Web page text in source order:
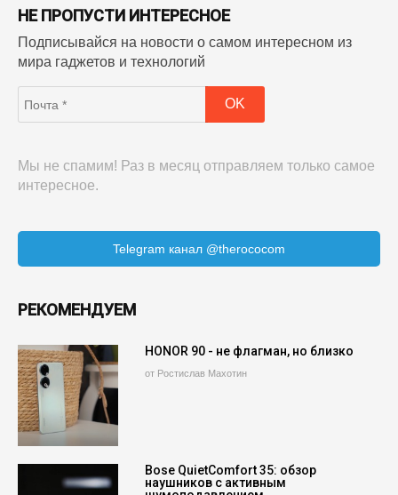
НЕ ПРОПУСТИ ИНТЕРЕСНОЕ
Подписывайся на новости о самом интересном из
мира гаджетов и технологий
Мы не спамим! Раз в месяц отправляем только самое
интересное.
Telegram канал @therococom
РЕКОМЕНДУЕМ
HONOR 90 - не флагман, но близко
от Ростислав Махотин
Bose QuietComfort 35: обзор
наушников с активным